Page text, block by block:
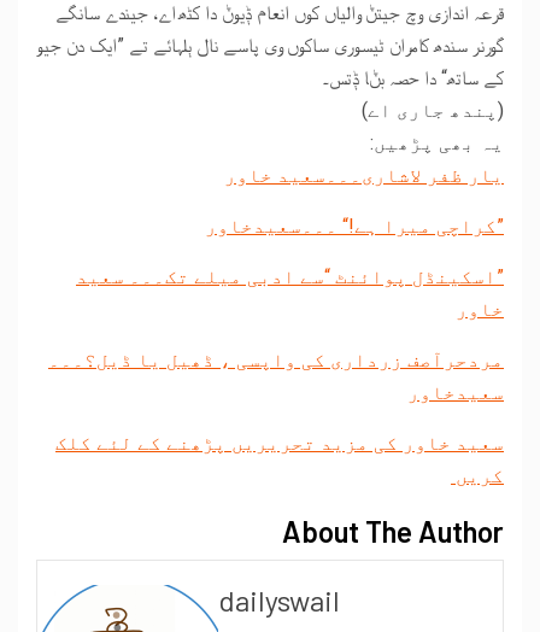
قرعہ اندازی وچ جیتݨ والیاں کوں انعام ݙیوݨ دا کٹھ اے، جیندے سانگے
گورنر سندھ کامران ٹیسوری ساکوں وی پاسے نال ٻلہائے تے ”ایک دن جیو
کے ساتھ“ دا حصہ بݨا ݙتس۔
(پندھ جاری اے)
یہ بھی پڑھیں:
یار ظفر لاشاری۔۔۔سعید خاور
”کراچی میرا ہے!“ ۔۔۔سعیدخاور
”اسکینڈل پوائنٹ “سے ادبی میلے تک۔۔۔ سعید
خاور
مردحرآصف زرداری کی واپسی ، ڈھیل یا ڈیل؟۔۔۔
سعیدخاور
سعید خاور کی مزید تحریریں پڑھنے کے لئے کلک
کریں
About The Author
dailyswail